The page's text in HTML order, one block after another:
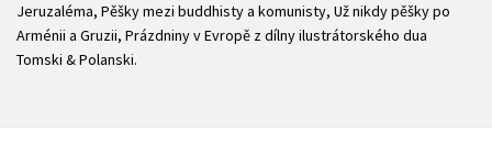
Jeruzaléma, Pěšky mezi buddhisty a komunisty, Už nikdy pěšky po
Arménii a Gruzii, Prázdniny v Evropě z dílny ilustrátorského dua
Tomski & Polanski.